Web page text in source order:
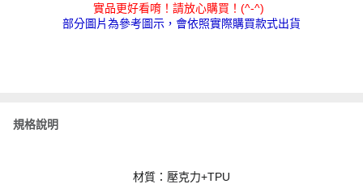
實品更好看唷！請放心購買！(^-^)
部分圖片為參考圖示，會依照實際購買款式出貨
規格說明
材質：壓克力+TPU